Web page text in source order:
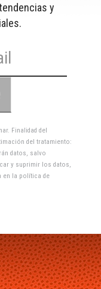
y
Finalidad del
del tratamiento:
datos, salvo
y suprimir los datos,
en la política de